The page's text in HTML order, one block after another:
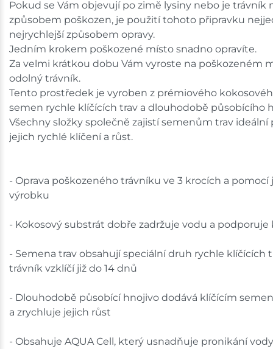
Pokud se Vám objevují po zimě lysiny nebo je trávník
způsobem poškozen, je použití tohoto připravku
nejrychlejší způsobem opravy.
Jedním krokem poškozené místo snadno opravíte.
Za velmi krátkou dobu Vám vyroste na poškozeném
odolný trávník.
Tento prostředek je vyroben z prémiového
semen rychle klíčících trav a dlouhodobě působícího
Všechny složky společně zajistí semenům trav ideální
jejich rychlé klíčení a růst.
- Oprava poškozeného trávníku ve 3 krocích a pomocí
výrobku
- Kokosový substrát dobře zadržuje vodu a podporuje
- Semena trav obsahují speciální druh rychle klíčících
trávník vzklíčí již do 14 dnů
- Dlouhodobě působící hnojivo dodává klíčícím
a zrychluje jejich růst
- Obsahuje AQUA Cell, který usnadňuje pronikání